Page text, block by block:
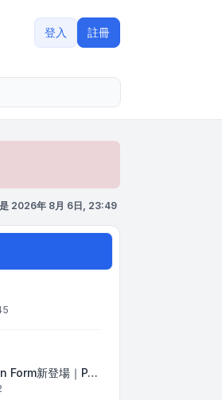
登入 註冊
2026年 8月 6日, 23:49
Form新登場｜P…